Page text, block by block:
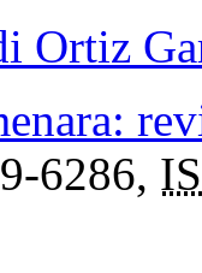
Ortiz
6286,